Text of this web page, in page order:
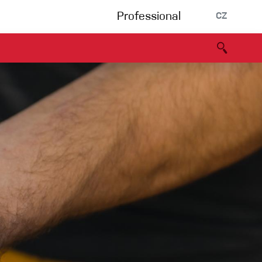
Professional CZ
Via Ferrata
B2B portál
Události